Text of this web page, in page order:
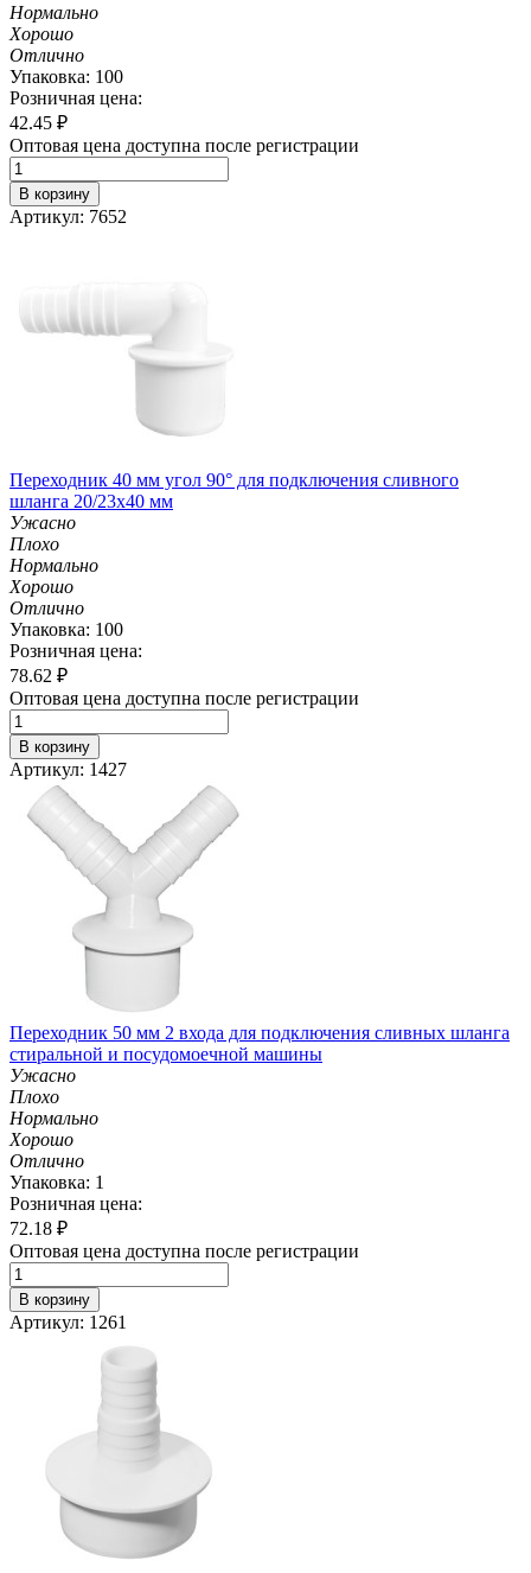
Нормально
Хорошо
Отлично
Упаковка: 100
Розничная цена:
42.45 ₽
Оптовая цена доступна после регистрации
В корзину
Артикул: 7652
Переходник 40 мм угол 90° для подключения сливного
шланга 20/23х40 мм
Ужасно
Плохо
Нормально
Хорошо
Отлично
Упаковка: 100
Розничная цена:
78.62 ₽
Оптовая цена доступна после регистрации
В корзину
Артикул: 1427
Переходник 50 мм 2 входа для подключения сливных шланга
стиральной и посудомоечной машины
Ужасно
Плохо
Нормально
Хорошо
Отлично
Упаковка: 1
Розничная цена:
72.18 ₽
Оптовая цена доступна после регистрации
В корзину
Артикул: 1261